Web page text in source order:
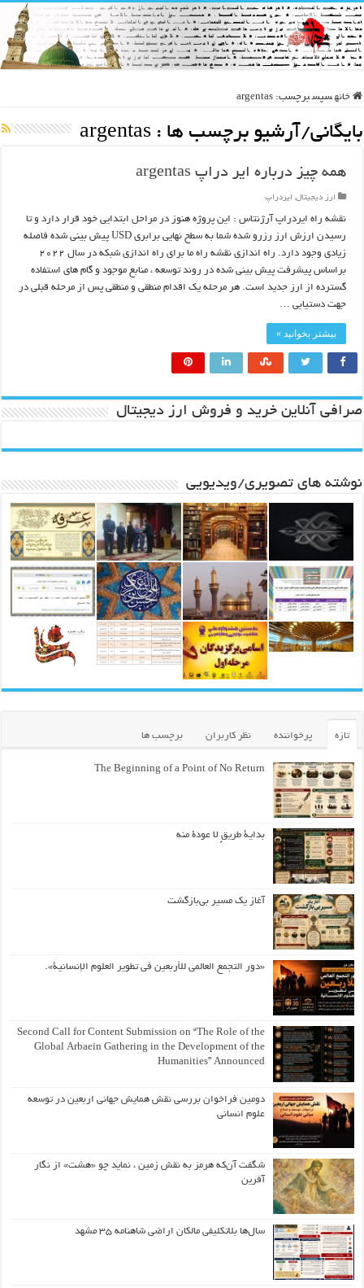
خانه سپس برچسب: argentas
بایگانی/آرشیو برچسب ها : argentas
همه چیز درباره ایر دراپ argentas
ارز دیجیتال, ایردراپ
نقشه راه ایردراپ آرژنتاس : این پروژه هنوز در مراحل ابتدایی خود قرار دارد و تا
رسیدن ارزش ارز رزرو شده شما به سطح نهایی برابری USD پیش بینی شده فاصله
زیادی وجود دارد. راه اندازی نقشه راه ما برای راه اندازی شبکه در سال ۲۰۲۲
براساس پیشرفت پیش بینی شده در روند توسعه ، منابع موجود و گام های استفاده
گسترده از ارز جدید است. هر مرحله یک اقدام منطقی و منطقی پس از مرحله قبلی در
جهت دستیابی …
بیشتر بخوانید »
صرافی آنلاین خرید و فروش ارز دیجیتال
نوشته های تصویری/ویدیویی
تازه پرخواننده نظر کاربران برچسب ها
The Beginning of a Point of No Return
بداية طريقٍ لا عودة منه
آغاز یک مسیر بی‌بازگشت
«دور التجمع العالمي للأربعين في تطوير العلوم الإنسانية».
Second Call for Content Submission on “The Role of the
Global Arbaein Gathering in the Development of the
Humanities” Announced
دومین فراخوان بررسی نقش همایش جهانی اربعین در توسعه
علوم انسانی
شگفت آن‌که هرمز به نقش زمین ، نماید چو «هشت» از نگار
آفرین
سال‌ها بلاتکلیفی مالکان اراضی شاهنامه ۳۵ مشهد